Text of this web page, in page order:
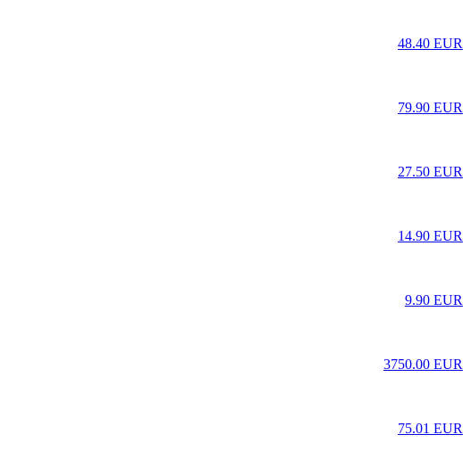
48.40 EUR
79.90 EUR
27.50 EUR
14.90 EUR
9.90 EUR
3750.00 EUR
75.01 EUR